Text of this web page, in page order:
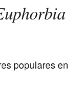
populares en